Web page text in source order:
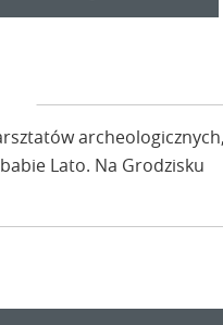
Lato. Na Grodzisku